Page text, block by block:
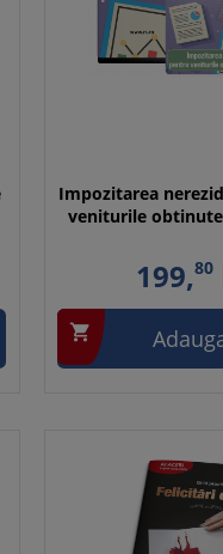
Impozitarea
veniturile
199,80
